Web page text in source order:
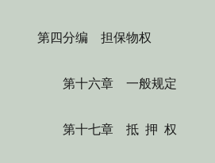
第四分编 担保物权
第十六章 一般规定
第十七章 抵 押 权